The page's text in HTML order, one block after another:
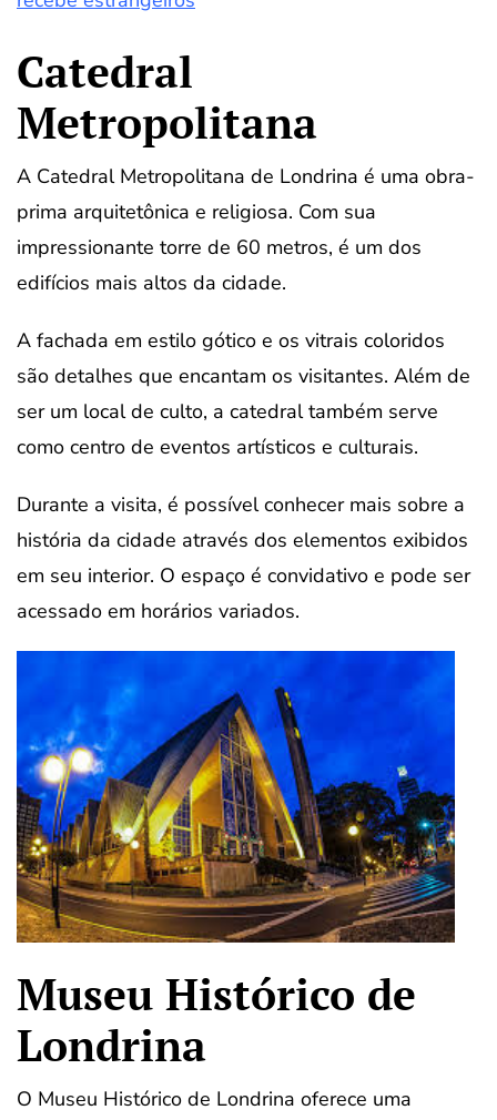
Catedral
Metropolitana
A Catedral Metropolitana de Londrina é uma obra-
prima arquitetônica e religiosa. Com sua
impressionante torre de 60 metros, é um dos
edifícios mais altos da cidade.
A fachada em estilo gótico e os vitrais coloridos
são detalhes que encantam os visitantes. Além de
ser um local de culto, a catedral também serve
como centro de eventos artísticos e culturais.
Durante a visita, é possível conhecer mais sobre a
história da cidade através dos elementos exibidos
em seu interior. O espaço é convidativo e pode ser
acessado em horários variados.
Museu Histórico de
Londrina
O Museu Histórico de Londrina oferece uma